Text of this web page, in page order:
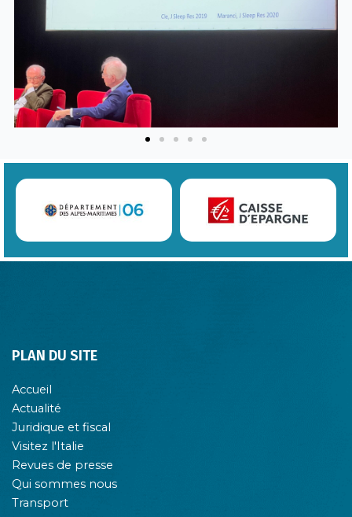
PLAN DU SITE
Accueil
Actualité
Juridique et fiscal
Visitez l'Italie
Revues de presse
Qui sommes nous
Transport